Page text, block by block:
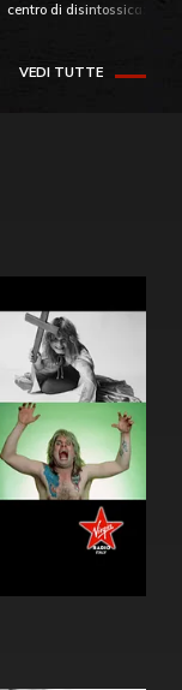
centro di
VEDI TUTTE